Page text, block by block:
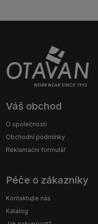
Váš obchod
O společnosti
Obchodní podmínky
Reklamační formulář
Péče o zákazníky
Kontaktujte nás
Katalog